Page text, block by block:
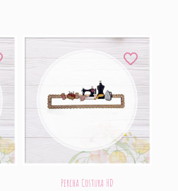
Percha Costura HD